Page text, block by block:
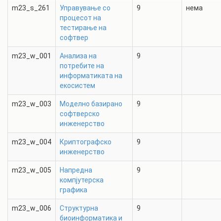
m23_s_261
Управување со
процесот на
тестирање на
софтвер
9 нема
m23_w_001
Анализа на
потребите на
информатиката на
екосистем
9
m23_w_003
Моделно базирано
софтверско
инженерство
9
m23_w_004
Криптографско
инженерство
9
m23_w_005
Напредна
компјутерска
графика
9
m23_w_006
Структурна
биоинформатика и
9